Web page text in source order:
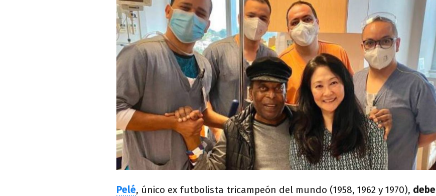
Pelé, único ex futbolista tricampeón del mundo (1958, 1962 y 1970), debe